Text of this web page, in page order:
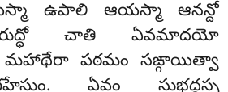
ఉపాలి ఆయస్మా ఆనన్దో
చాతి ఏవమాదయో
మహాథేరా పఠమం సఙ్గాయిత్వా
ఏవం సుభద్దస్స